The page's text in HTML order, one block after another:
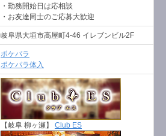
・勤務開始日は応相談
・お友達同士のご応募大歓迎
岐阜県大垣市高屋町4-46 イレブンビル2F
ポケパラ
ポケパラ体入
【岐阜 柳ヶ瀬】 Club ES